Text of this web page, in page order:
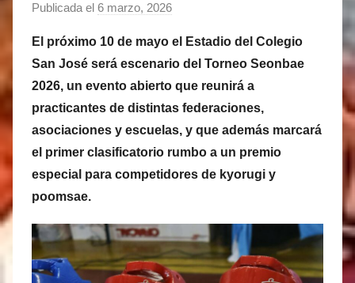
Publicada el 6 marzo, 2026
r
M
a
t
í
a
s
r
i
El próximo 10 de mayo el Estadio del Colegio
San José será escenario del Torneo Seonbae
2026, un evento abierto que reunirá a
practicantes de distintas federaciones,
asociaciones y escuelas, y que además marcará
el primer clasificatorio rumbo a un premio
especial para competidores de kyorugi y
poomsae.